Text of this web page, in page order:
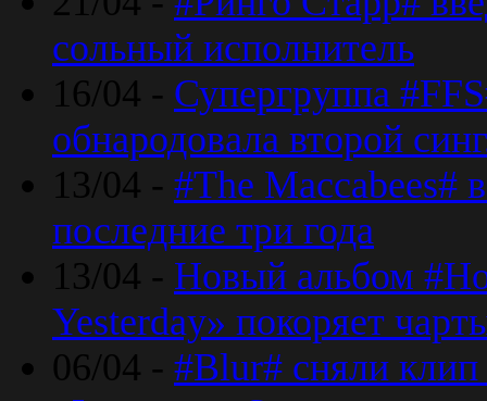
сольный исполнитель
16/04 - Супергруппа
обнародовала второй
13/04 - #The Maccabees#
последние три года
13/04 - Новый альбом
Yesterday» покоряет
06/04 - #Blur# сняли клип